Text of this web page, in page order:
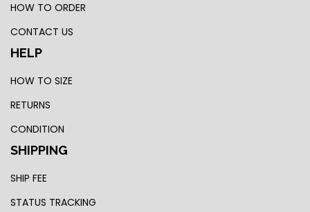
HOW TO ORDER
CONTACT US
HELP
HOW TO SIZE
RETURNS
CONDITION
SHIPPING
SHIP FEE
STATUS TRACKING